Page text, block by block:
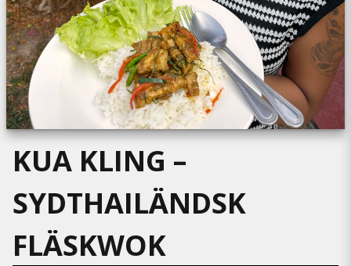
KUA KLING –
SYDTHAILÄNDSK
FLÄSKWOK